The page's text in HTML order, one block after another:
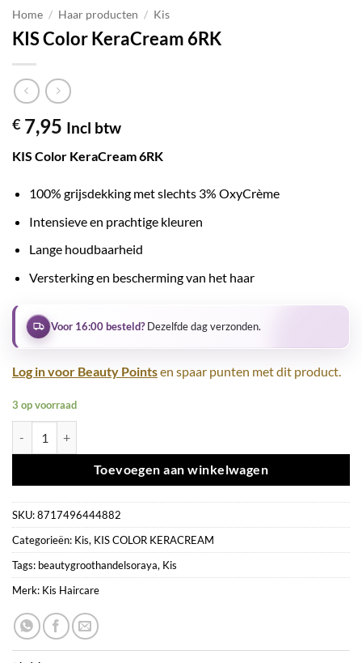
Home / Haar producten / Kis
KIS Color KeraCream 6RK
€ 7,95 Incl btw
KIS Color KeraCream 6RK
100% grijsdekking met slechts 3% OxyCrème
Intensieve en prachtige kleuren
Lange houdbaarheid
Versterking en bescherming van het haar
Voor 16:00 besteld?Dezelfde dag verzonden.
Log in voor Beauty Pointsen spaar punten met dit product.
3 op voorraad
Toevoegen aan winkelwagen
SKU:8717496444882
Categorieën: Kis, KIS COLOR KERACREAM
Tags: beautygroothandelsoraya, Kis
Merk: Kis Haircare